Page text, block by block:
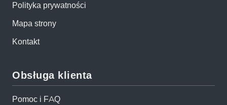
Polityka prywatności
Mapa strony
Kontakt
Obsługa klienta
Pomoc i FAQ